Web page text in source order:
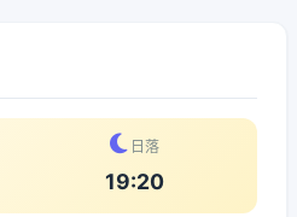
日落
19:20